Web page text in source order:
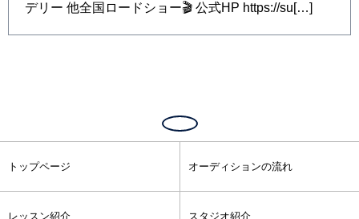
デリー 他全国ロードショー🎬 公式HP https://su[…]
トップページ オーディションの流れ
レッスン紹介 スタジオ紹介